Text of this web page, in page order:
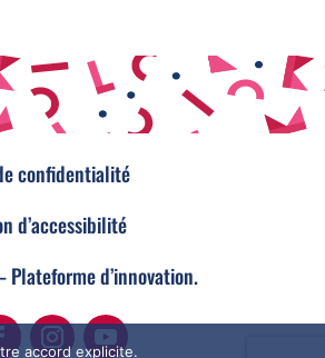
confidentialité
d’accessibilité
d’innovation.
accord explicite.